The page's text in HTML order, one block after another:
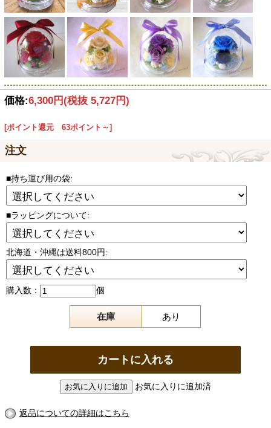
価格:6,300円(税抜 5,727円)
[ポイント還元 63ポイント～]
注文
■持ち運び用の袋:
■ラッピングについて:
北海道・沖縄は送料800円:
購入数： 個
在庫 あり
お気に入りに追加済
返品についての詳細はこちら